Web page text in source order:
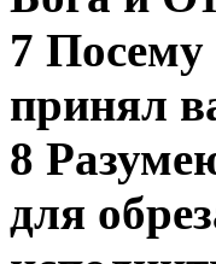
7 Посему
принял
8
для